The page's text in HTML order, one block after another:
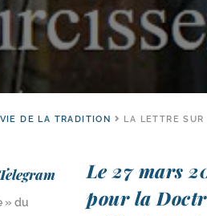
VIE DE LA TRADITION LA LETTRE
» du
Le 27 mars
pour la